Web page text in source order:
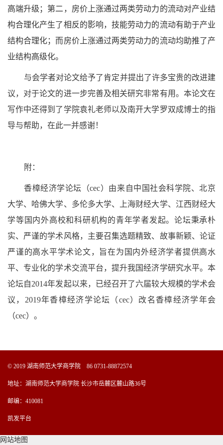
高端升级；第二，房价上涨通过两类劳动力的流动对产业结
构合理化产生了相反的影响，技能劳动力的流动有助于产业
结构合理化；而房价上涨通过两类劳动力的流动均助推了产
业结构高级化。
与会学者对论文给予了肯定并提出了许多宝贵的改进建
议，对于论文的进一步完善及相关研究非常有用。本论文在
写作中还得到了学院袁礼老师以及南开大学罗双成博士的指
导与帮助，在此一并感谢！
附：
香樟经济学论坛（cec）由来自中国社会科学院、北京
大学、哈佛大学、多伦多大学、上海财经大学、江西财经大
学等国内外高校和科研机构的青年学者发起。论坛秉承朴
实、严谨的学术风格，主要召集选题精致、故事新颖、论证
严谨的高水平学术论文，旨在为国内外经济学者提供高水
平、专业化的学术交流平台，提升我国经济学研究水平。本
论坛自2014年发起以来，已经召开了六届较大规模的学术会
议，2019年香樟经济学论坛（cec）改名香樟经济学年会
（cec）。
© 2019 湖南师范大学商学院 86 0731-88872574
地址：湖南师范大学商学院 长沙市岳麓区麓山路36号
邮编：410081
凯发平台
网站地图